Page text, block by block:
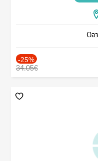
-25%
34.05€